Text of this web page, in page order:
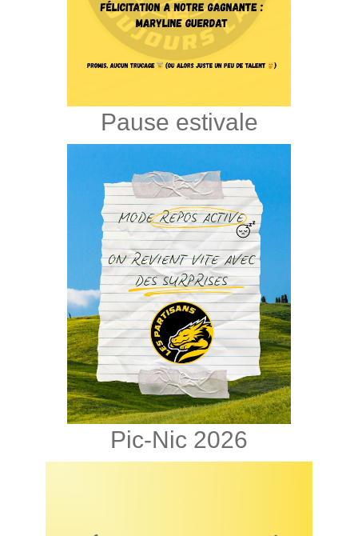
Pause estivale
Pic-Nic 2026